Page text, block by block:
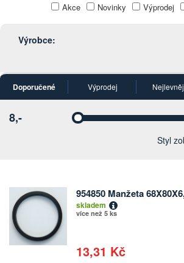
Akce Novinky Výprodej
Výrobce:
Doporučené Výprodej
Vyberte
8,-
Styl
954850 Manžeta
skladem
více než 5 ks
13,31 Kč
Počet
kusů